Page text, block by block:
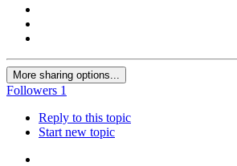
More sharing options...
Followers 1
Reply to this topic
Start new topic